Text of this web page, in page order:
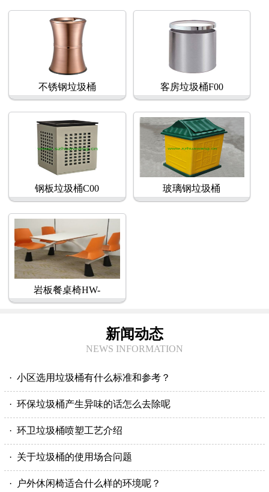
不锈钢垃圾桶 客房垃圾桶F00
钢板垃圾桶C00 玻璃钢垃圾桶
岩板餐桌椅HW-
新闻动态
NEWS INFORMATION
· 小区选用垃圾桶有什么标准和参考？
· 环保垃圾桶产生异味的话怎么去除呢
· 环卫垃圾桶喷塑工艺介绍
· 关于垃圾桶的使用场合问题
· 户外休闲椅适合什么样的环境呢？